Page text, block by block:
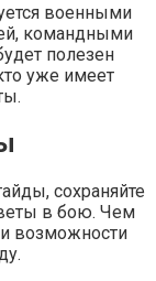
военными
командными
полезен
уже имеет
сохраняйте
в бою. Чем
возможности